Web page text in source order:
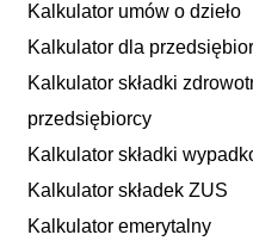
Kalkulator umów o dzieło
Kalkulator dla
Kalkulator składki
przedsiębiorcy
Kalkulator składki
Kalkulator składek ZUS
Kalkulator emerytalny